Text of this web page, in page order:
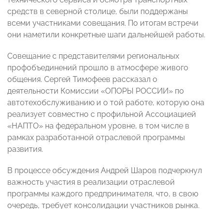
средств в северной столице, были поддержаны
всеми участниками совещания. По итогам встречи
они наметили конкретные шаги дальнейшей работы.
Совещание с представителями региональных
профобъединений прошло в атмосфере живого
общения. Сергей Тимофеев рассказал о
деятельности Комиссии «ОПОРЫ РОССИИ» по
автотехобслуживанию и о той работе, которую она
реализует совместно с профильной Ассоциацией
«НАПТО» на федеральном уровне, в том числе в
рамках разработанной отраслевой программы
развития.
В процессе обсуждения Андрей Шаров подчеркнул
важность участия в реализации отраслевой
программы каждого предпринимателя, что, в свою
очередь, требует консолидации участников рынка.